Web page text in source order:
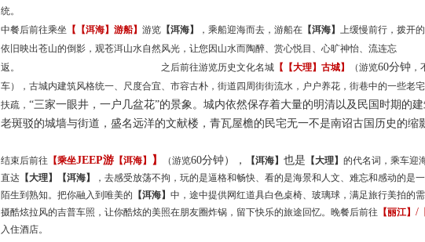
统。
中餐后前往乘坐 【 【洱海】 游船】 游览【洱海】 ， 乘船迎海而去，游船在【洱海】 上缓慢前行， 拨开
依旧映出苍山的倒影，观苍洱山水自然风光，让您因山水而陶醉、赏心悦目、心旷神怡、流连忘
返。
之后前往游览历史文化名城【 【大理】 古城】 （游览60分钟，
车）
，古城内建筑风格统一、尺度合宜、市容古朴，街道四周街街流水，户户养花，街巷中的一些老
扶疏， “三家一眼井，一户几盆花”的景象。城内依然保存着大量的明清以及民国时期的
老斑驳的城墙与街道，盛名远洋的文献楼，青瓦屋檐的民宅无一不是南诏古国历史的缩
结束后前往 【乘坐JEEP游【洱海】 】 （游览60分钟）， 【洱海】 也是 【大理】 的代名词， 乘车迎
直达【大理】 【洱海】
，去感受放荡不拘，玩的是逼格和畅快、看的是海景和人文、难忘和感动的是
陌生到熟知。把你融入到唯美的 【洱海】 中，途中提供网红道具白色桌椅、玻璃球，满足旅行美拍的
摄酷炫拉风的吉普车照，让你酷炫的美照在朋友圈炸锅，留下快乐的旅途回忆。晚餐后前往 【丽江】 /
入住酒店。